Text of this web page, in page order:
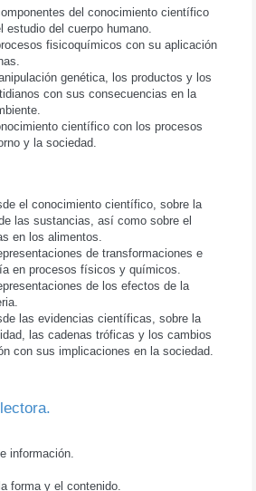
del conocimiento científico
del cuerpo humano.
fisicoquímicos con su aplicación
genética, los productos y los
con sus consecuencias en la
científico con los procesos
y la sociedad.
el conocimiento científico, sobre la
las sustancias, así como sobre el
en los alimentos.
de transformaciones e
en procesos físicos y químicos.
de los efectos de la
las evidencias científicas, sobre la
las cadenas tróficas y los cambios
con sus implicaciones en la sociedad.
información.
forma y el contenido.